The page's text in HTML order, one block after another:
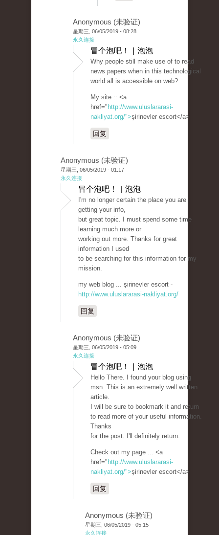
Anonymous (未验证)
星期三, 06/05/2019 - 08:28
永久连接
冒个泡吧！ | 泡泡
Why people still make use of to read
news papers when in this technological
world all is accessible on web?
My site :: <a
href=" http://www.uluslararasi-
nakliyat.org/">şirinevler escort</a>
回复
Anonymous (未验证)
星期三, 06/05/2019 - 01:17
永久连接
冒个泡吧！ | 泡泡
I'm no longer certain the place you are
getting your info,
but great topic. I must spend some time
learning much more or
working out more. Thanks for great
information I used
to be searching for this information for my
mission.
my web blog ... şirinevler escort -
http://www.uluslararasi-nakliyat.org/
回复
Anonymous (未验证)
星期三, 06/05/2019 - 05:09
永久连接
冒个泡吧！ | 泡泡
Hello There. I found your blog using
msn. This is an extremely well written
article.
I will be sure to bookmark it and return
to read more of your useful information.
Thanks
for the post. I'll definitely return.
Check out my page ... <a
href=" http://www.uluslararasi-
nakliyat.org/">şirinevler escort</a>
回复
Anonymous (未验证)
星期三, 06/05/2019 - 05:15
永久连接